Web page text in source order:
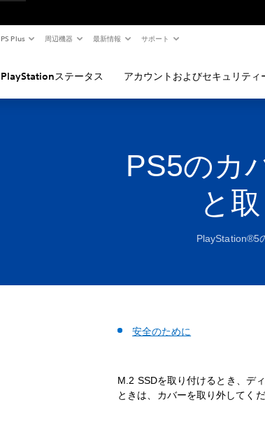
PS Plus 周辺機器 最新情報 サポート
PlayStationステータス アカウントおよびセキュリティ
PS5のカ
と
PlayStation®5
安全のために
M.2 SSDを取り付けるとき、デ
ときは、カバーを取り外してくだ